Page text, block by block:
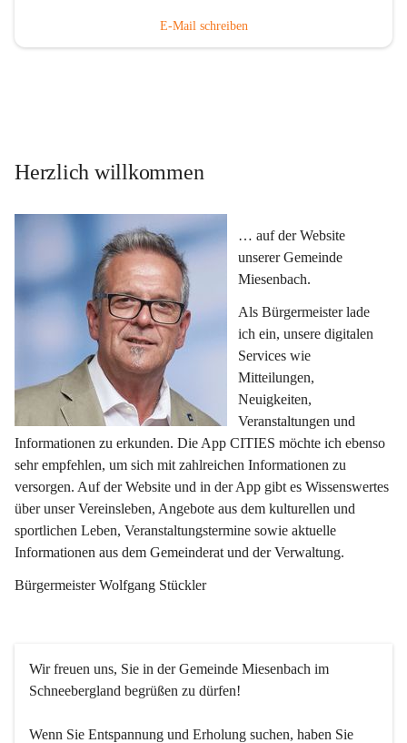
E-Mail schreiben
Herzlich willkommen
… auf der Website
unserer Gemeinde
Miesenbach.
Als Bürgermeister lade
ich ein, unsere digitalen
Services wie
Mitteilungen,
Neuigkeiten,
Veranstaltungen und
Informationen zu erkunden. Die App CITIES möchte ich ebenso
sehr empfehlen, um sich mit zahlreichen Informationen zu
versorgen. Auf der Website und in der App gibt es Wissenswertes
über unser Vereinsleben, Angebote aus dem kulturellen und
sportlichen Leben, Veranstaltungstermine sowie aktuelle
Informationen aus dem Gemeinderat und der Verwaltung.
Bürgermeister Wolfgang Stückler
Wir freuen uns, Sie in der Gemeinde Miesenbach im
Schneebergland begrüßen zu dürfen!
Wenn Sie Entspannung und Erholung suchen, haben Sie